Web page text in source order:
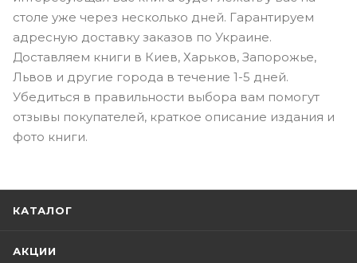
столе уже через несколько дней. Гарантируем
адресную доставку заказов по Украине.
Доставляем книги в Киев, Харьков, Запорожье,
Львов и другие города в течение 1-5 дней.
Убедиться в правильности выбора вам помогут
отзывы покупателей, краткое описание издания и
фото книги.
КАТАЛОГ
АКЦИИ